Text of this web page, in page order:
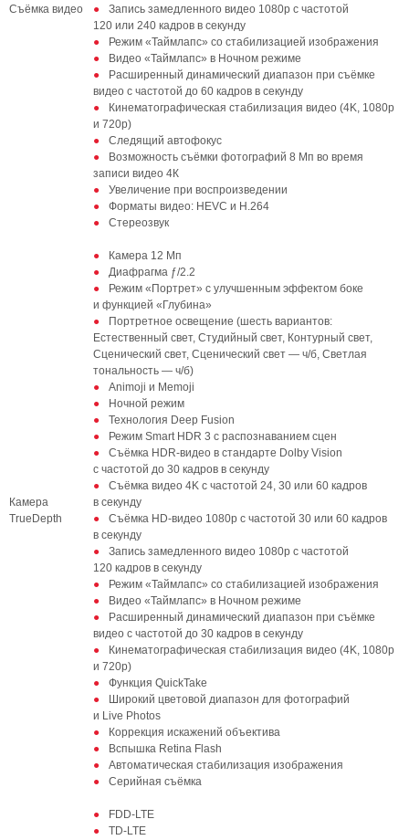
Съёмка видео
Запись замедленного видео 1080р с частотой
120 или 240 кадров в секунду
Режим «Таймлапс» со стабилизацией изображения
Видео «Таймлапс» в Ночном режиме
Расширенный динамический диапазон при съёмке
видео с частотой до 60 кадров в секунду
Кинематографическая стабилизация видео (4K, 1080p
и 720p)
Следящий автофокус
Возможность съёмки фотографий 8 Мп во время
записи видео 4К
Увеличение при воспроизведении
Форматы видео: HEVC и H.264
Стереозвук
Камера
TrueDepth
Камера 12 Мп
Диафрагма ƒ/2.2
Режим «Портрет» с улучшенным эффектом боке
и функцией «Глубина»
Портретное освещение (шесть вариантов:
Естественный свет, Студийный свет, Контурный свет,
Сценический свет, Сценический свет — ч/б, Светлая
тональность — ч/б)
Animoji и Memoji
Ночной режим
Технология Deep Fusion
Режим Smart HDR 3 с распознаванием сцен
Съёмка HDR‑видео в стандарте Dolby Vision
с частотой до 30 кадров в секунду
Съёмка видео 4K с частотой 24, 30 или 60 кадров
в секунду
Съёмка HD‑видео 1080p с частотой 30 или 60 кадров
в секунду
Запись замедленного видео 1080р с частотой
120 кадров в секунду
Режим «Таймлапс» со стабилизацией изображения
Видео «Таймлапс» в Ночном режиме
Расширенный динамический диапазон при съёмке
видео с частотой до 30 кадров в секунду
Кинематографическая стабилизация видео (4K, 1080p
и 720p)
Функция QuickTake
Широкий цветовой диапазон для фотографий
и Live Photos
Коррекция искажений объектива
Вспышка Retina Flash
Автоматическая стабилизация изображения
Серийная съёмка
FDD‑LTE
TD‑LTE